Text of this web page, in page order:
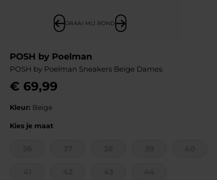
DRAAI MIJ ROND
POSH by Poelman
POSH by Poelman Sneakers Beige Dames
€ 69,99
Kleur: Beige
Kies je maat